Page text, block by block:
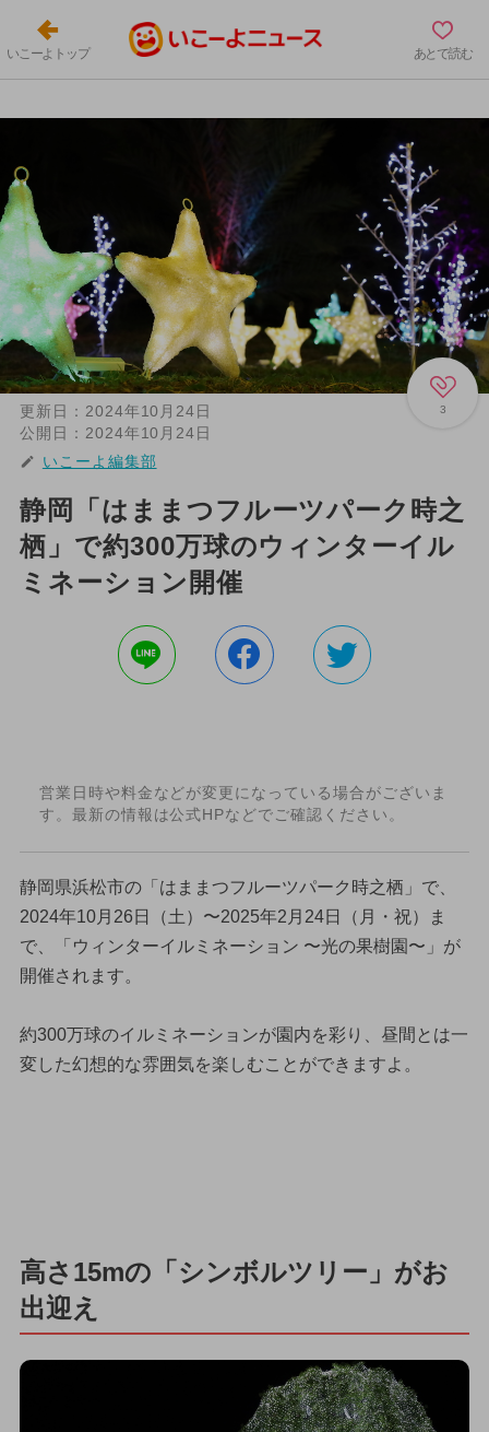
いこーよトップ あとで読む
3
更新日： 2024年10月24日
公開日： 2024年10月24日
いこーよ編集部
静岡「はままつフルーツパーク時之
栖」で約300万球のウィンターイル
ミネーション開催
営業日時や料金などが変更になっている場合がございま
す。最新の情報は公式HPなどでご確認ください。
静岡県浜松市の「はままつフルーツパーク時之栖」で、
2024年10月26日（土）〜2025年2月24日（月・祝）ま
で、「ウィンターイルミネーション 〜光の果樹園〜」が
開催されます。
約300万球のイルミネーションが園内を彩り、昼間とは一
変した幻想的な雰囲気を楽しむことができますよ。
高さ15mの「シンボルツリー」がお
出迎え